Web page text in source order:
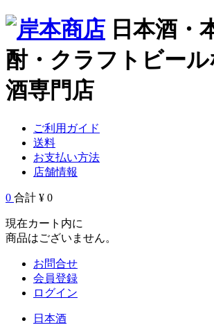
日本酒・
酎・クラフトビー
酒専門店
ご利用ガイド
送料
お支払い方法
店舗情報
0 合計 ¥ 0
現在カート内に
商品はございません。
お問合せ
会員登録
ログイン
日本酒